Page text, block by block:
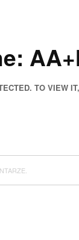
TO VIEW